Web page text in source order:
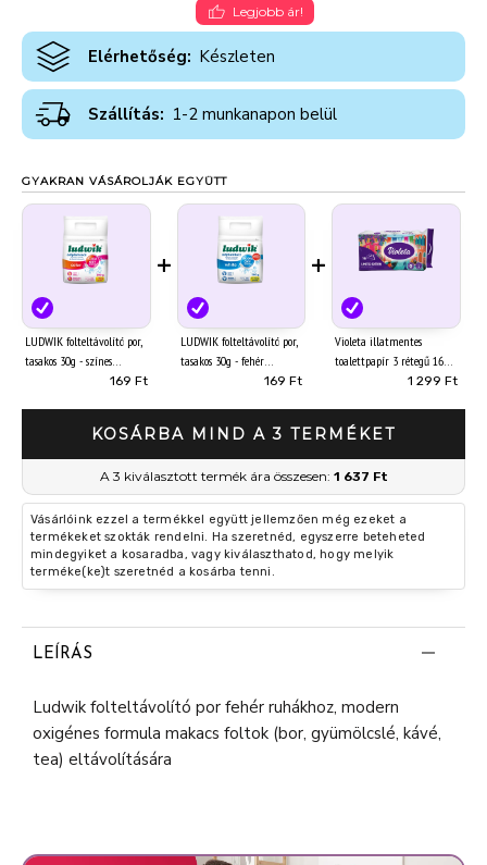
Legjobb ár!
Elérhetőség: Készleten
Szállítás: 1-2 munkanapon belül
GYAKRAN VÁSÁROLJÁK EGYÜTT
LUDWIK folteltávolító por,
tasakos 30g - színes
169 Ft
+
LUDWIK folteltávolító por,
tasakos 30g - fehér
169 Ft
+
Violeta illatmentes
toalettpapír 3 rétegű 16
tekercs Limited Edition
1 299 Ft
KOSÁRBA MIND A 3 TERMÉKET
A 3 kiválasztott termék ára összesen: 1 637 Ft
Vásárlóink ezzel a termékkel együtt jellemzően még ezeket a
termékeket szokták rendelni. Ha szeretnéd, egyszerre beteheted
mindegyiket a kosaradba, vagy kiválaszthatod, hogy melyik
terméke(ke)t szeretnéd a kosárba tenni.
LEÍRÁS
Ludwik folteltávolító por fehér ruhákhoz, modern
oxigénes formula makacs foltok (bor, gyümölcslé, kávé,
tea) eltávolítására